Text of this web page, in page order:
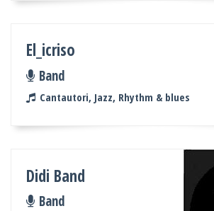
El_icriso
Band
Cantautori, Jazz, Rhythm & blues
Didi Band
Band